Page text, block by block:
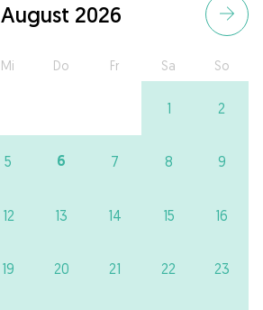
August 2026
Mi Do Fr Sa So
1 2
5 6 7 8 9
12 13 14 15 16
19 20 21 22 23